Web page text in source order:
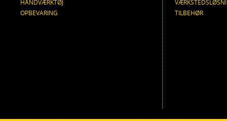
HÅNDVÆRKTØJ
OPBEVARING
TILBEHØR